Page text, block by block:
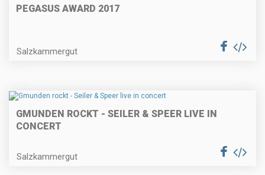
PEGASUS AWARD 2017
Salzkammergut
GMUNDEN ROCKT - SEILER & SPEER LIVE IN
CONCERT
Salzkammergut